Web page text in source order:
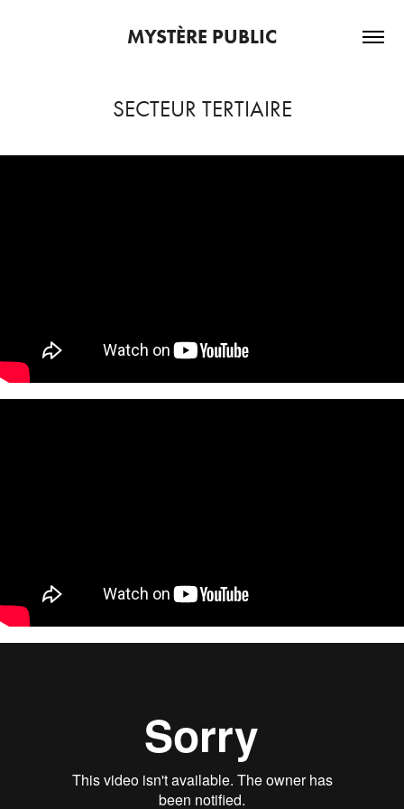
MYSTÈRE PUBLIC
SECTEUR TERTIAIRE